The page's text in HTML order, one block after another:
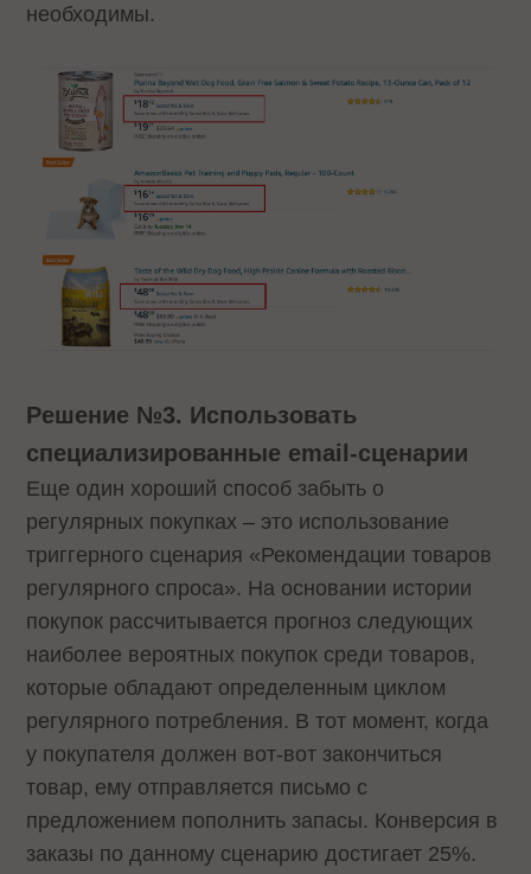
необходимы.
Решение №3. Использовать
специализированные email-сценарии
Еще один хороший способ забыть о
регулярных покупках – это использование
триггерного сценария «Рекомендации товаров
регулярного спроса». На основании истории
покупок рассчитывается прогноз следующих
наиболее вероятных покупок среди товаров,
которые обладают определенным циклом
регулярного потребления. В тот момент, когда
у покупателя должен вот-вот закончиться
товар, ему отправляется письмо с
предложением пополнить запасы. Конверсия в
заказы по данному сценарию достигает 25%.